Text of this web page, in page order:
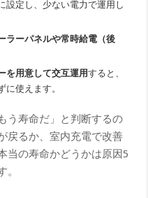
設定し、少ない電力で運用し
ラーパネルや常時給電（後
を用意して交互運用すると、
に使えます。
う寿命だ」と判断するの
戻るか、室内充電で改善
当の寿命かどうかは原因5